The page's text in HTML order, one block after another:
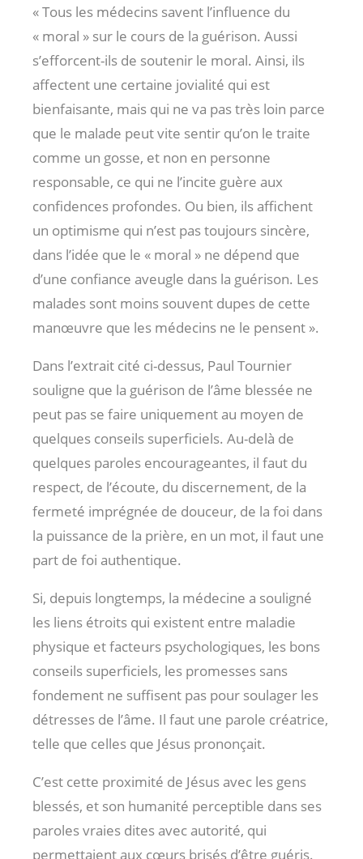
« Tous les médecins savent l’influence du
« moral » sur le cours de la guérison. Aussi
s’efforcent-ils de soutenir le moral. Ainsi, ils
affectent une certaine jovialité qui est
bienfaisante, mais qui ne va pas très loin parce
que le malade peut vite sentir qu’on le traite
comme un gosse, et non en personne
responsable, ce qui ne l’incite guère aux
confidences profondes. Ou bien, ils affichent
un optimisme qui n’est pas toujours sincère,
dans l’idée que le « moral » ne dépend que
d’une confiance aveugle dans la guérison. Les
malades sont moins souvent dupes de cette
manœuvre que les médecins ne le pensent ».
Dans l’extrait cité ci-dessus, Paul Tournier
souligne que la guérison de l’âme blessée ne
peut pas se faire uniquement au moyen de
quelques conseils superficiels. Au-delà de
quelques paroles encourageantes, il faut du
respect, de l’écoute, du discernement, de la
fermeté imprégnée de douceur, de la foi dans
la puissance de la prière, en un mot, il faut une
part de foi authentique.
Si, depuis longtemps, la médecine a souligné
les liens étroits qui existent entre maladie
physique et facteurs psychologiques, les bons
conseils superficiels, les promesses sans
fondement ne suffisent pas pour soulager les
détresses de l’âme. Il faut une parole créatrice,
telle que celles que Jésus prononçait.
C’est cette proximité de Jésus avec les gens
blessés, et son humanité perceptible dans ses
paroles vraies dites avec autorité, qui
permettaient aux cœurs brisés d’être guéris.